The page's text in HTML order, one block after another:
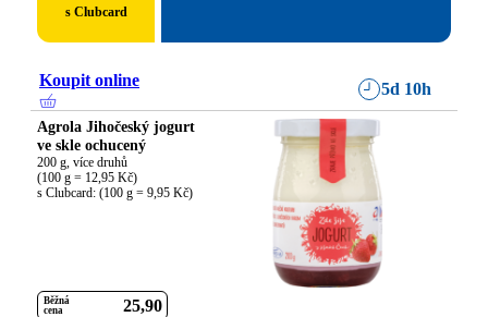
s Clubcard
Koupit online 5d 10h
Agrola Jihočeský jogurt
ve skle ochucený
200 g, více druhů
(100 g = 12,95 Kč)
s Clubcard: (100 g = 9,95 Kč)
Běžná
cena
25 90